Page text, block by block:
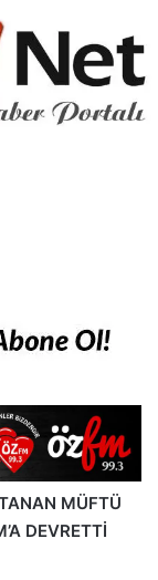
MÜFTÜ
DEVRETTİ